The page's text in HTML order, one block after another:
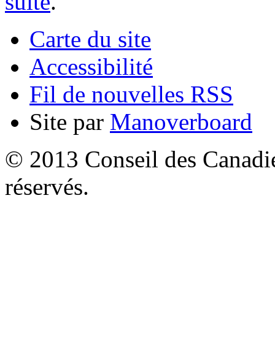
Carte du site
Accessibilité
Fil de nouvelles RSS
Site par Manoverboard
© 2013 Conseil des
réservés.